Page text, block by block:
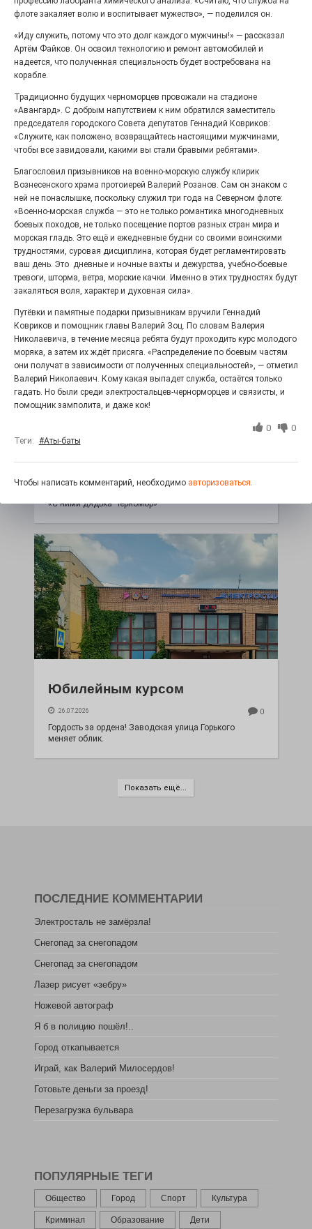
Выставка «Палитра героизма» — новый масштабный
себе Выставочный зал им. Олега Коняшина.
«Районы-кварталы»
путешествуют по городу
27.07.2026 0
Радость в квадрате! На этой неделе электростальцев
дважды порадует проект «Районы-кварталы».
100 футов под килем!
26.07.2026
«С ними дядька Черномор»
Юбилейным курсом
26.07.2026 0
Гордость за ордена! Заводская улица Горького
меняет облик.
Показать ещё...
флоте закаляет волю и воспитывает мужество», — поделился он.
«Иду служить, потому что это долг каждого мужчины!» — рассказал
Артём Файков. Он освоил технологию и ремонт автомобилей и
надеется, что полученная специальность будет востребована на
корабле.
Традиционно будущих черноморцев провожали на стадионе
«Авангард». С добрым напутствием к ним обратился заместитель
председателя городского Совета депутатов Геннадий Ковриков:
«Служите, как положено, возвращайтесь настоящими мужчинами,
чтобы все завидовали, какими вы стали бравыми ребятами».
Благословил призывников на военно-морскую службу клирик
Вознесенского храма протоиерей Валерий Розанов. Сам он знаком с
ней не понаслышке, поскольку служил три года на Северном флоте:
«Военно-морская служба — это не только романтика многодневных
боевых походов, не только посещение портов разных стран мира и
морская гладь. Это ещё и ежедневные будни со своими воинскими
трудностями, суровая дисциплина, которая будет регламентировать
ваш день. Это дневные и ночные вахты и дежурства, учебно-боевые
тревоги, шторма, ветра, морские качки. Именно в этих трудностях будут
закаляться воля, характер и духовная сила».
Путёвки и памятные подарки призывникам вручили Геннадий
Ковриков и помощник главы Валерий Зоц. По словам Валерия
Николаевича, в течение месяца ребята будут проходить курс молодого
моряка, а затем их ждёт присяга. «Распределение по боевым частям
они получат в зависимости от полученных специальностей», — отметил
Валерий Николаевич. Кому какая выпадет служба, остаётся только
гадать. Но были среди электростальцев-чернорморцев и связисты, и
помощник замполита, и даже кок!
0 0
Теги: #Аты-баты
Чтобы написать комментарий, необходимо авторизоваться.
ПОСЛЕДНИЕ КОММЕНТАРИИ
Электросталь не замёрзла!
Снегопад за снегопадом
Снегопад за снегопадом
Лазер рисует «зебру»
Ножевой автограф
Я б в полицию пошёл!..
Город откапывается
Играй, как Валерий Милосердов!
Готовьте деньги за проезд!
Перезагрузка бульвара
ПОПУЛЯРНЫЕ ТЕГИ
Общество Город Спорт Культура
Криминал Образование Дети